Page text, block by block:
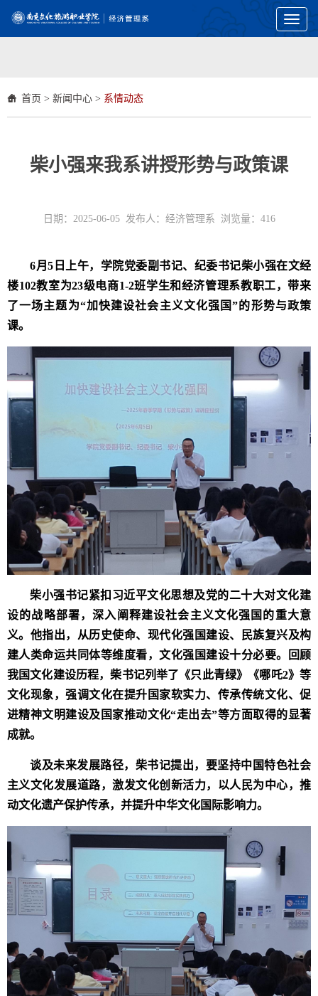
Toggle
首页 > 新闻中心 > 系情动态
柴小强来我系讲授形势与政策课
日期：2025-06-05 发布人：经济管理系 浏览量： 416
6月5日上午，学院党委副书记、 纪委书记柴小强在文经
楼102教室为23级电商1-2班学生和经济管理系教职工，带来
了一场主题为“加快建设社会主义文化强国”的形势与政策
课。
柴小强书记紧扣习近平文化思想及党的二十大对文化建
设的战略部署，深入阐释建设社会主义文化强国的重大意
义。他指出，从历史使命、现代化强国建设、民族复兴及构
建人类命运共同体等维度看，文化强国建设十分必要。回顾
我国文化建设历程，柴书记列举了《只此青绿》《哪吒2》等
文化现象，强调文化在提升国家软实力、传承传统文化、促
进精神文明建设及 国家推动文化“走出去”等方面取得的显著
成就。
谈及未来发展路径，柴书记提出，要坚持中国特色社会
主义文化发展道路，激发文化创新活力，以人民为中心，推
动文化遗产保护传承，并提升中华文化国际影响力。